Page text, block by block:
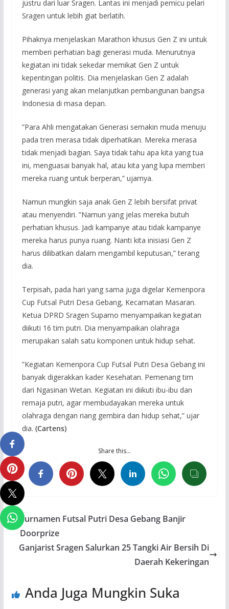
justru dari luar Sragen. Lantas ini menjadi pemicu pelari
Sragen untuk lebih giat berlatih.
Pihaknya menjelaskan Marathon khusus Gen Z ini untuk
memberi perhatian bagi generasi muda. Menurutnya
kegiatan ini tidak sekedar memikat Gen Z untuk
kepentingan politis. Dia menjelaskan Gen Z adalah
generasi yang akan melanjutkan pembangunan bangsa
Indonesia di masa depan.
”Para Ahli mengatakan Generasi semakin muda menuju
pada tren merasa tidak diperhatikan. Mereka merasa
tidak menjadi bagian. Saya tidak tahu apa kita yang tua
ini, menguasai banyak hal, atau kita yang lupa memberi
mereka ruang untuk berperan,” ujarnya.
Namun mungkin saja anak Gen Z lebih bersifat privat
atau menyendiri. ”Namun yang jelas mereka butuh
perhatian khusus. Jadi kampanye atau tidak kampanye
mereka harus punya ruang. Nanti kita inisiasi Gen Z
harus dilibatkan dalam mengambil keputusan,” terang
dia.
Terpisah, pada hari yang sama juga digelar Kemenpora
Cup Futsal Putri Desa Gebang, Kecamatan Masaran.
Ketua DPRD Sragen Suparno menyampaikan kegiatan
diikuti 16 tim putri. Dia menyampaikan olahraga
merupakan salah satu komponen untuk hidup sehat.
”Kegiatan Kemenpora Cup Futsal Putri Desa Gebang ini
banyak digerakkan kader Kesehatan. Pemenang tim
dari Ngasinan Wetan. Kegiatan ini diikuti ibu-ibu dan
remaja putri, agar membudayakan mereka untuk
olahraga dengan riang gembira dan hidup sehat,” ujar
dia. (Cartens)
Share this…
Turnamen Futsal Putri Desa Gebang Banjir
Doorprize
Ganjarist Sragen Salurkan 25 Tangki Air Bersih Di
Daerah Kekeringan
Anda Juga Mungkin Suka